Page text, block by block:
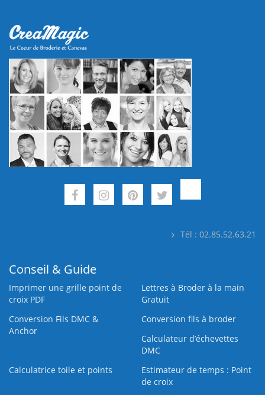
Tél : 02.85.52.63.21
Conseil & Guide
Imprimer une grille point de
croix PDF
Lettres à Broder à la main
Gratuit
Conversion Fils DMC &
Anchor
Conversion fils à broder
Calculateur d’échevettes
DMC
Calculatrice toile et points
Estimateur de temps : Point
de croix